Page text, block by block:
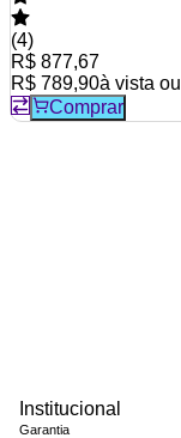
(4)
R$ 877,67
R$ 789,90à vista ou
Comprar
Institucional
Garantia